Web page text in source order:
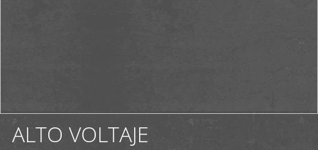
ALTO VOLTAJE